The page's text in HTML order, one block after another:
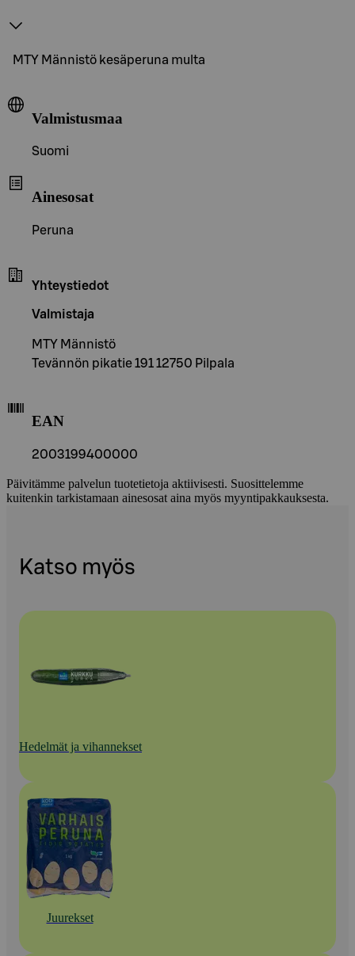
MTY Männistö kesäperuna multa
Valmistusmaa
Suomi
Ainesosat
Peruna
Yhteystiedot
Valmistaja
MTY Männistö
Tevännön pikatie 191 12750 Pilpala
EAN
2003199400000
Päivitämme palvelun tuotetietoja aktiivisesti. Suosittelemme
kuitenkin tarkistamaan ainesosat aina myös myyntipakkauksesta.
Katso myös
Hedelmät ja vihannekset
Juurekset